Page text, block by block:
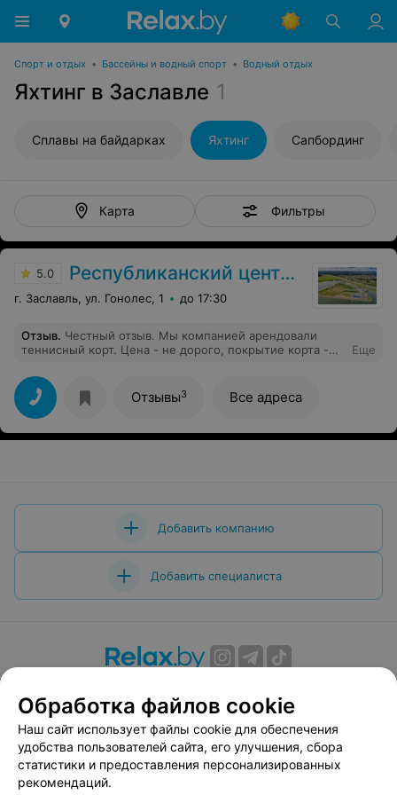
Спорт и отдых • Бассейны и водный спорт • Водный отдых
Яхтинг в Заславле 1
Сплавы на байдарках Яхтинг Сапбординг
Карта Фильтры
5.0 Республиканский центр олимпийской подготовки по гребным видам спорта
г. Заславль, ул. Гонолес, 1 до 17:30
Отзыв. Честный отзыв. Мы компанией арендовали
теннисный корт. Цена - не дорого, покрытие корта -
очень вежливая девушка, всё доходчиво, чётко
объяснила и проводила к самому корту. Так же после
игры мы захотели покататься на катере, мы оплатили и
с удовольствием покатались по гребному каналу.
Спасибо большое за качественное обслуживание.
Еще
Отзывы3 Все адреса
Добавить компанию
Добавить специалиста
Вакансии
Публичный договор
Способы оплаты
Публичный договор по использованию сервиса
«Афиша»
Пользовательское соглашение
Обработка файлов cookie
Наш сайт использует файлы cookie для обеспечения
удобства пользователей сайта, его улучшения, сбора
статистики и предоставления персонализированных
рекомендаций.